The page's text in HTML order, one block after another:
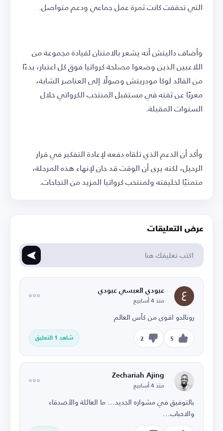
التي تحققت كانت ثمرة عمل جماعي ودعم متواصل.
وأضاف داليتش أنه يشعر بالامتنان لقيادة مجموعة من
اللاعبين الذين وضعوا مصلحة كرواتيا فوق كل اعتبار، بدءًا
من القائد لوكا مودريتش وصولًا إلى العناصر الشابة،
معربًا عن ثقته في مستقبل المنتخب الكرواتي خلال
السنوات المقبلة.
وأكد أن الدعم الذي تلقاه دفعه لإعادة التفكير في قرار
الرحيل، لكنه يرى أن الوقت قد حان لإنهاء هذه المرحلة،
متمنيًا لخليفته ولمنتخب كرواتيا المزيد من النجاحات.
عرض التعليقات
عبودي العبسي عبودي
منذ 4 أسابيع
رونالدو اقوى من كأس العالم
5
2 شاهد 1 التعليق
Zechariah Ajing
منذ 4 أسابيع
بالتوفيق في مشواره الجديد... ما العائلة والأصدقاء
والاحباب...